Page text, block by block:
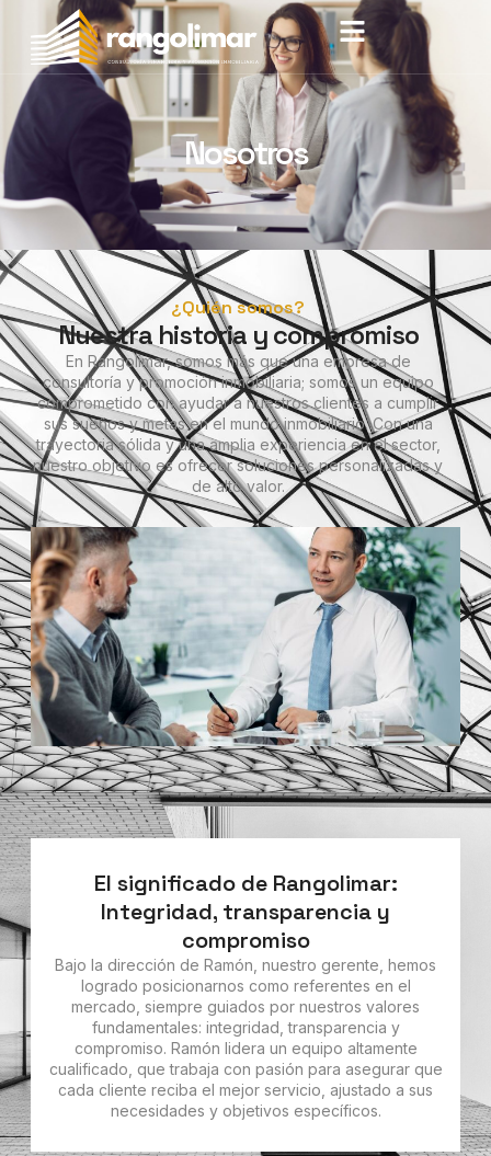
Nosotros
¿Quién somos?
Nuestra historia y compromiso
En Rangolimar, somos más que una empresa de
consultoría y promoción inmobiliaria; somos un equipo
comprometido con ayudar a nuestros clientes a cumplir
sus sueños y metas en el mundo inmobiliario. Con una
trayectoria sólida y una amplia experiencia en el sector,
nuestro objetivo es ofrecer soluciones personalizadas y
de alto valor.
El significado de Rangolimar:
Integridad, transparencia y
compromiso
Bajo la dirección de Ramón, nuestro gerente, hemos
logrado posicionarnos como referentes en el
mercado, siempre guiados por nuestros valores
fundamentales: integridad, transparencia y
compromiso. Ramón lidera un equipo altamente
cualificado, que trabaja con pasión para asegurar que
cada cliente reciba el mejor servicio, ajustado a sus
necesidades y objetivos específicos.